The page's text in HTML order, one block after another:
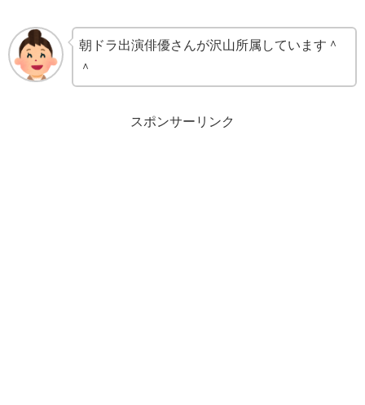
朝ドラ出演俳優さんが沢山所属しています＾
＾
スポンサーリンク